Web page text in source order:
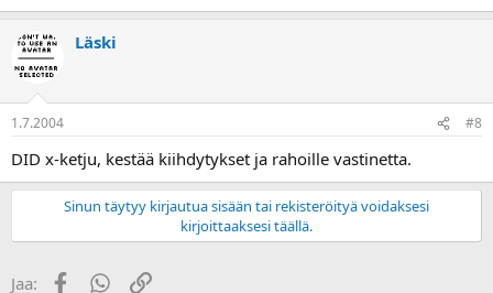
Läski
1.7.2004 #8
DID x-ketju, kestää kiihdytykset ja rahoille vastinetta.
Sinun täytyy kirjautua sisään tai rekisteröityä voidaksesi
kirjoittaaksesi täällä.
Jaa: FacebookWhatsApp
Linkki